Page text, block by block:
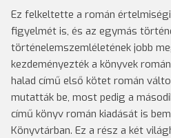
Ez felkeltette a román
figyelmét is, és az egymás
történelemszemléletének jobb
kezdeményezték a könyvek
halad című első kötet román
mutatták be, most pedig a
című könyv román kiadását is
Könyvtárban. Ez a rész a két